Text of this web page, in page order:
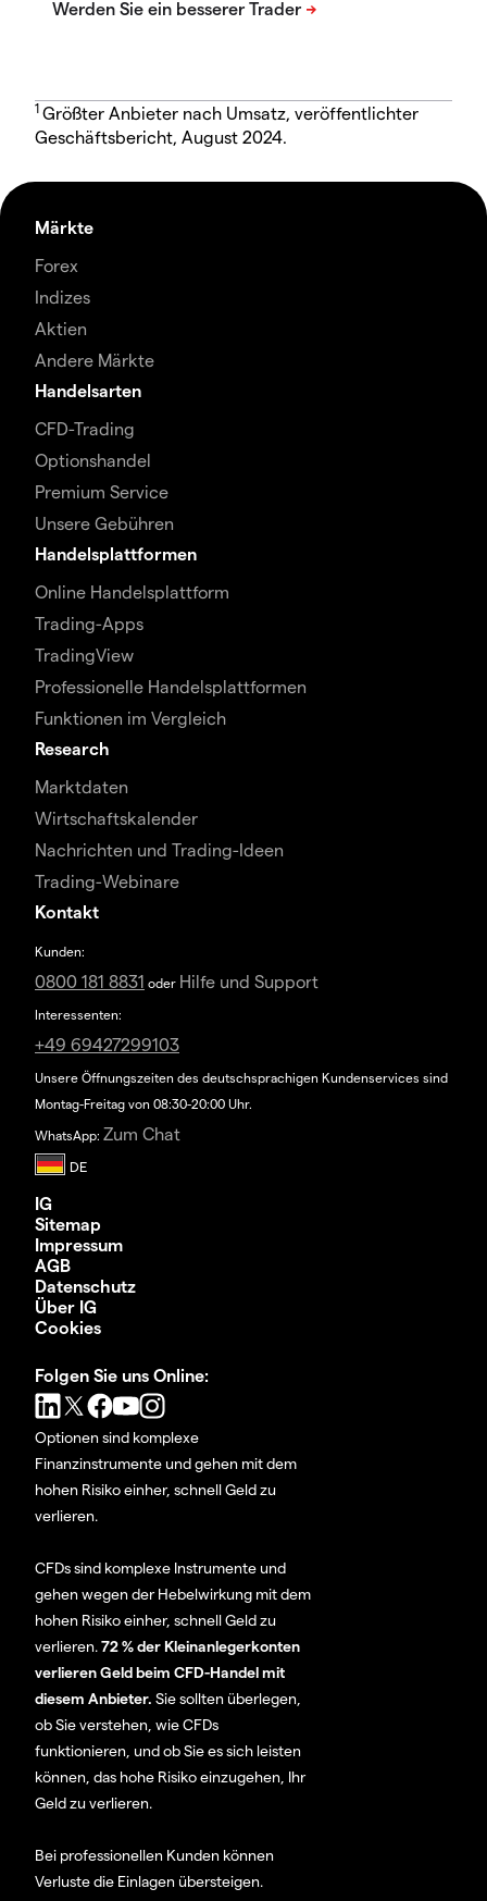
1 Größter Anbieter nach Umsatz, veröffentlichter
Geschäftsbericht, August 2024.
Märkte
Forex
Indizes
Aktien
Andere Märkte
Handelsarten
CFD-Trading
Optionshandel
Premium Service
Unsere Gebühren
Handelsplattformen
Online Handelsplattform
Trading-Apps
TradingView
Professionelle Handelsplattformen
Funktionen im Vergleich
Research
Marktdaten
Wirtschaftskalender
Nachrichten und Trading-Ideen
Trading-Webinare
Kontakt
Kunden:
0800 181 8831 oder Hilfe und Support
Interessenten:
+49 69427299103
Unsere Öffnungszeiten des deutschsprachigen Kundenservices sind
Montag-Freitag von 08:30-20:00 Uhr.
WhatsApp: Zum Chat
IG
Sitemap
Impressum
AGB
Datenschutz
Über IG
Cookies
Folgen Sie uns Online:
Optionen sind komplexe
Finanzinstrumente und gehen mit dem
hohen Risiko einher, schnell Geld zu
verlieren.
CFDs sind komplexe Instrumente und
gehen wegen der Hebelwirkung mit dem
hohen Risiko einher, schnell Geld zu
verlieren.72 % der Kleinanlegerkonten
verlieren Geld beim CFD-Handel mit
diesem Anbieter. Sie sollten überlegen,
ob Sie verstehen, wie CFDs
funktionieren, und ob Sie es sich leisten
können, das hohe Risiko einzugehen, Ihr
Geld zu verlieren.
Bei professionellen Kunden können
Verluste die Einlagen übersteigen.